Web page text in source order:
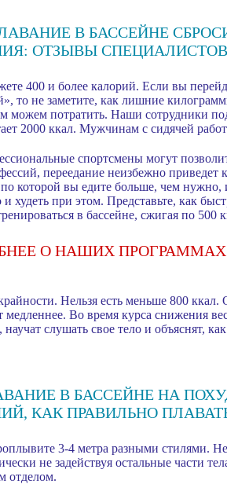
В БАССЕЙНЕ
ОТЗЫВЫ
400 и более калорий. Если вы
то не заметите, как лишние
можем потратить. Наши сотрудники
2000 ккал. Мужчинам с сидячей
спортсмены могут
переедание неизбежно
которой вы едите больше, чем нужно,
и худеть при этом. Представьте, как
в бассейне, сжигая по 500
О НАШИХ
Нельзя есть меньше 800
Во время курса снижения
слушать свое тело и объяснят,
В БАССЕЙНЕ НА
КАК ПРАВИЛЬНО
3-4 метра разными стилями.
не задействуя остальные части
отделом.